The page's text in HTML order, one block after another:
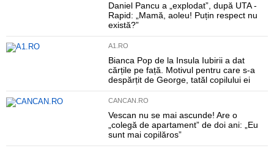
Daniel Pancu a „explodat”, după UTA -
Rapid: „Mamă, aoleu! Puțin respect nu
există?”
A1.RO
Bianca Pop de la Insula Iubirii a dat
cărțile pe față. Motivul pentru care s-a
despărțit de George, tatăl copilului ei
CANCAN.RO
Vescan nu se mai ascunde! Are o
„colegă de apartament” de doi ani: „Eu
sunt mai copilăros”